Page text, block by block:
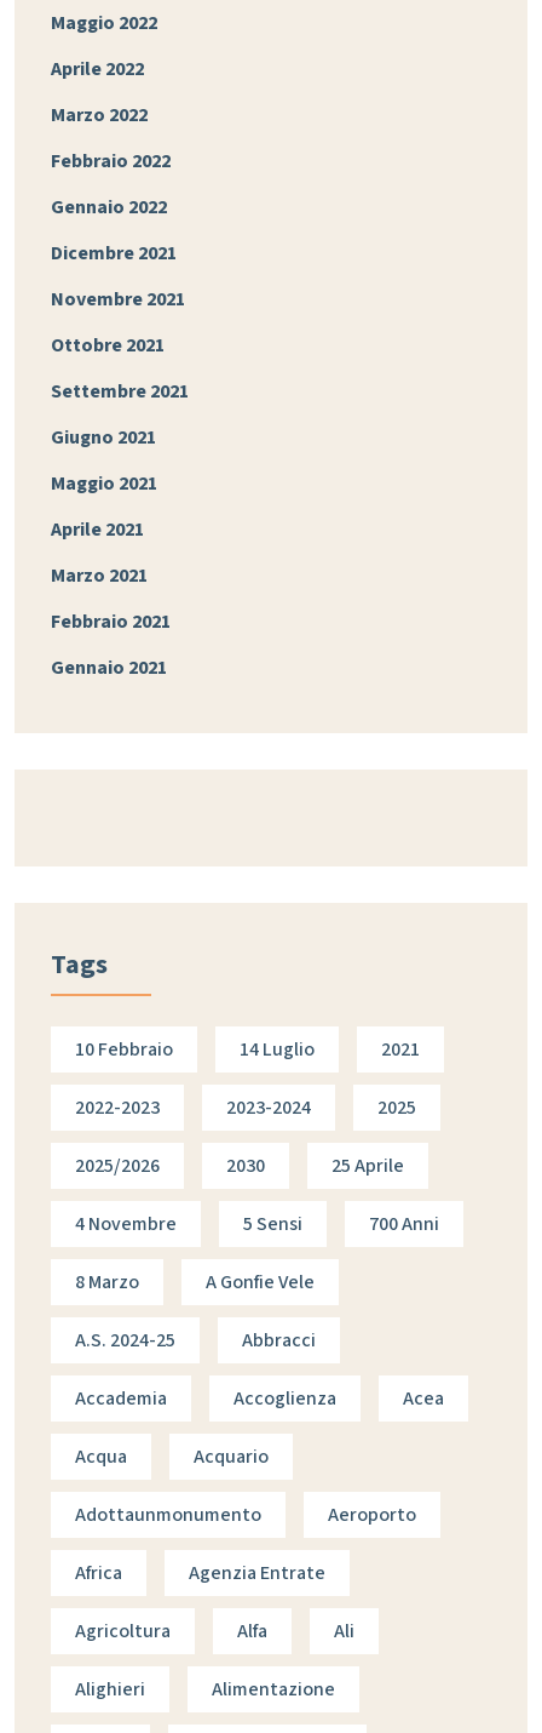
Maggio 2022
Aprile 2022
Marzo 2022
Febbraio 2022
Gennaio 2022
Dicembre 2021
Novembre 2021
Ottobre 2021
Settembre 2021
Giugno 2021
Maggio 2021
Aprile 2021
Marzo 2021
Febbraio 2021
Gennaio 2021
Tags
10 Febbraio 14 Luglio 2021
2022-2023 2023-2024 2025
2025/2026 2030 25 Aprile
4 Novembre 5 Sensi 700 Anni
8 Marzo A Gonfie Vele
A.s. 2024-25 Abbracci
Accademia Accoglienza Acea
Acqua Acquario
Adottaunmonumento Aeroporto
Africa Agenzia Entrate
Agricoltura Alfa Ali
Alighieri Alimentazione